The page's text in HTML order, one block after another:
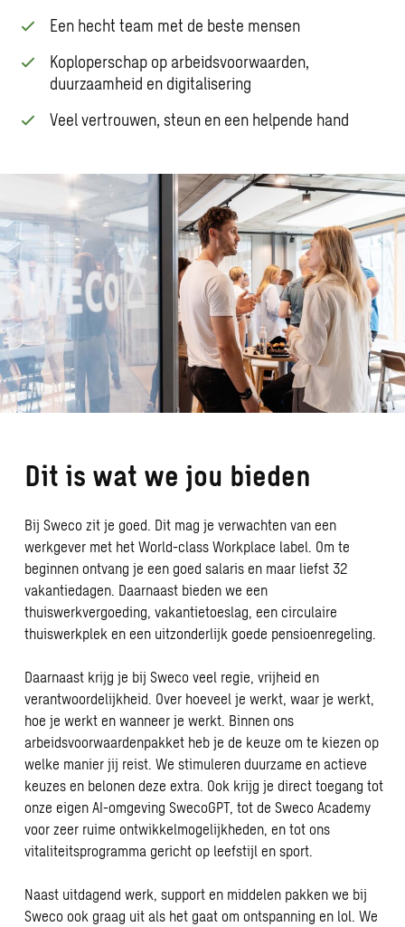
Een hecht team met de beste mensen
Koploperschap op arbeidsvoorwaarden,
duurzaamheid en digitalisering
Veel vertrouwen, steun en een helpende hand
Dit is wat we jou bieden
Bij Sweco zit je goed. Dit mag je verwachten van een
werkgever met het World-class Workplace label. Om te
beginnen ontvang je een goed salaris en maar liefst 32
vakantiedagen. Daarnaast bieden we een
thuiswerkvergoeding, vakantietoeslag, een circulaire
thuiswerkplek en een uitzonderlijk goede pensioenregeling.
Daarnaast krijg je bij Sweco veel regie, vrijheid en
verantwoordelijkheid. Over hoeveel je werkt, waar je werkt,
hoe je werkt en wanneer je werkt. Binnen ons
arbeidsvoorwaardenpakket heb je de keuze om te kiezen op
welke manier jij reist. We stimuleren duurzame en actieve
keuzes en belonen deze extra. Ook krijg je direct toegang tot
onze eigen AI-omgeving SwecoGPT, tot de Sweco Academy
voor zeer ruime ontwikkelmogelijkheden, en tot ons
vitaliteitsprogramma gericht op leefstijl en sport.
Naast uitdagend werk, support en middelen pakken we bij
Sweco ook graag uit als het gaat om ontspanning en lol. We